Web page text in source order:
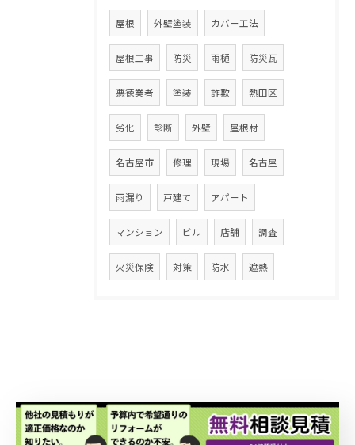
屋根 外壁塗装 カバー工法
屋根工事 防災 雨樋 防災瓦
悪徳業者 塗装 詐欺 熱田区
劣化 診断 外壁 屋根材
名古屋市 修理 現場 名古屋
雨漏り 戸建て アパート
マンション ビル 店舗 調査
火災保険 対策 防水 遮熱